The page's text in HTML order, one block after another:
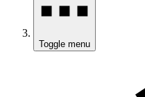
Toggle menu